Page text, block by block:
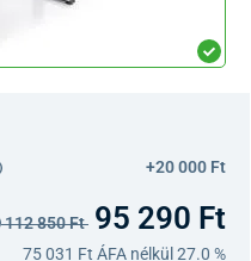
+20 000 Ft
112 850 Ft 95 290 Ft
75 031 Ft ÁFA nélkül 27.0 %